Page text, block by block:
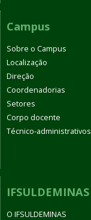
Campus
Sobre o Campus
Localização
Direção
Coordenadorias
Setores
Corpo docente
Técnico-administrativos
IFSULDEMINAS
O IFSULDEMINAS